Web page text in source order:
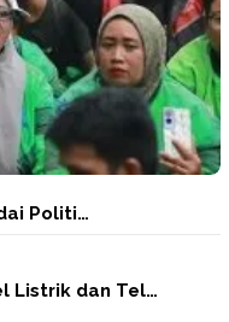
Politi…
Listrik dan Tel…